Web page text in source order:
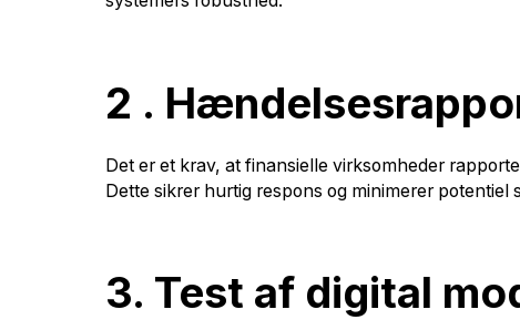
2 .
Det er et krav, at finansielle virksomheder
Dette sikrer hurtig respons og minimerer
3. Test af digital